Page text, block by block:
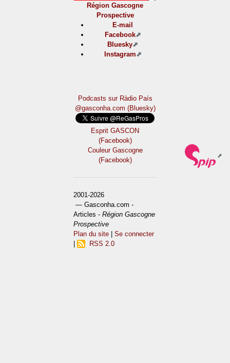
Région Gascogne
Prospective
E-mail
Facebook
Bluesky
Instagram
Podcasts sur Ràdio País
@gasconha.com (Bluesky)
Esprit GASCON
(Facebook)
Couleur Gascogne
(Facebook)
2001-2026
— Gasconha.com -
Articles -Région Gascogne
Prospective
Plan du site |Se connecter
RSS 2.0